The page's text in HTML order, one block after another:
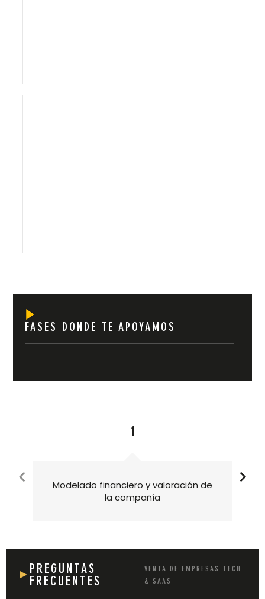
FASES DONDE TE APOYAMOS
1
Modelado financiero y valoración de
la compañía
►PREGUNTAS
FRECUENTES
VENTA DE EMPRESAS TECH
& SAAS